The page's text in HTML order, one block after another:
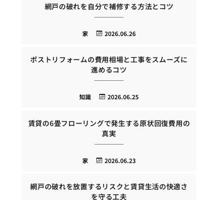
網戸の破れを自分で補修する方法とコツ
2026.06.26
家
ポストリフォームの費用相場と工事をスムーズに
進めるコツ
2026.06.25
知識
賃貸の6畳フローリングで発生する原状回復費用の
真実
2026.06.23
家
網戸の破れを放置するリスクと賃貸生活の快適さ
を守る工夫